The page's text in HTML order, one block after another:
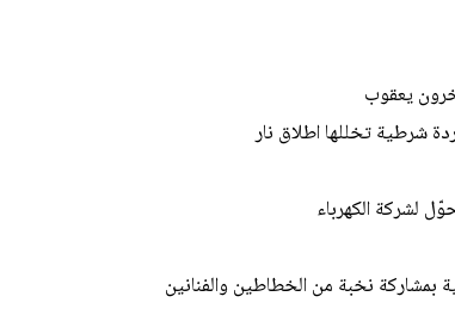
يعقوب
شرطية تخللها اطلاق نار
لشركة الكهرباء
بمشاركة نخبة من الخطاطين والفنانين